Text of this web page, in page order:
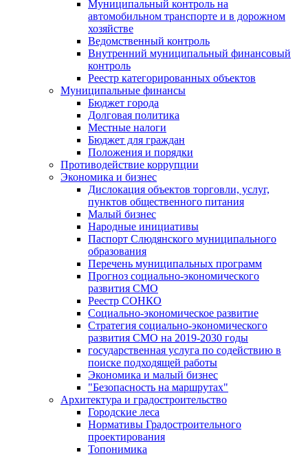
Муниципальный контроль на
автомобильном транспорте и в дорожном
хозяйстве
Ведомственный контроль
Внутренний муниципальный финансовый
контроль
Реестр категорированных объектов
Муниципальные финансы
Бюджет города
Долговая политика
Местные налоги
Бюджет для граждан
Положения и порядки
Противодействие коррупции
Экономика и бизнес
Дислокация объектов торговли, услуг,
пунктов общественного питания
Малый бизнес
Народные инициативы
Паспорт Слюдянского муниципального
образования
Перечень муниципальных программ
Прогноз социально-экономического
развития СМО
Реестр СОНКО
Социально-экономическое развитие
Стратегия социально-экономического
развития СМО на 2019-2030 годы
государственная услуга по содействию в
поиске подходящей работы
Экономика и малый бизнес
"Безопасность на маршрутах"
Архитектура и градостроительство
Городские леса
Нормативы Градостроительного
проектирования
Топонимика